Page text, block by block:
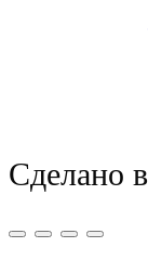
Сделано в